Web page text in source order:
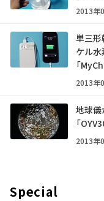
2013年
単三形
ケル
「
2013年
地球
「
2013年
Special